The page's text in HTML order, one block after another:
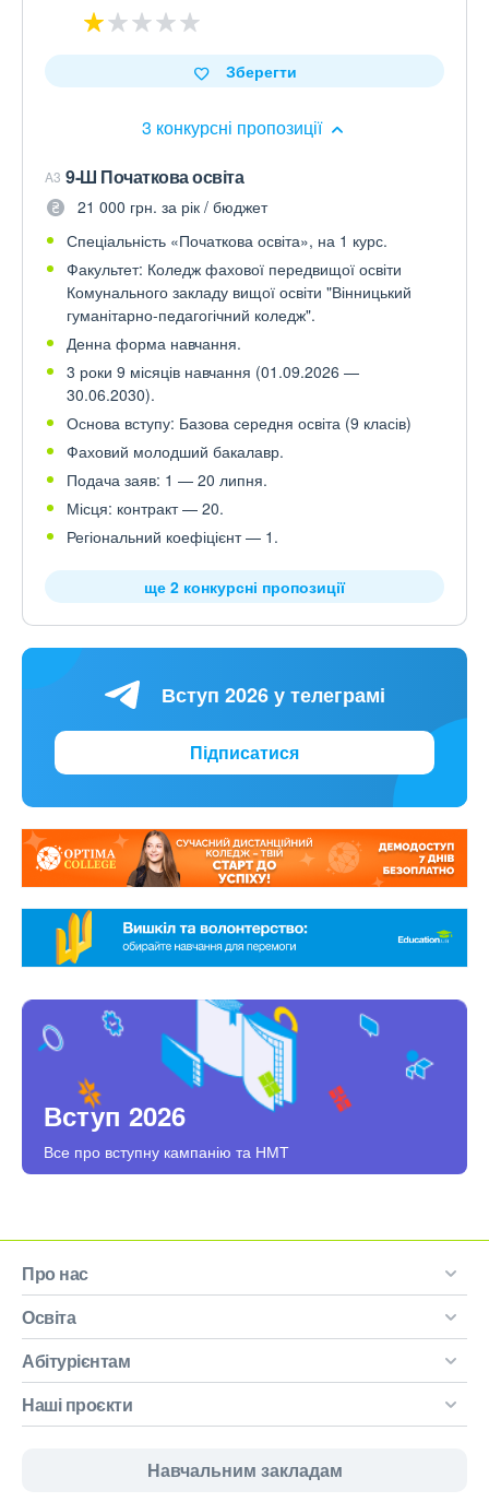
3 конкурсні пропозиції
Зберегти
A3 9-Ш Початкова освіта
21 000 грн. за рік / бюджет
Спеціальність «Початкова освіта», на 1 курс.
Факультет: Коледж фахової передвищої освіти
Комунального закладу вищої освіти "Вінницький
гуманітарно-педагогічний коледж".
Денна форма навчання.
3 роки 9 місяців навчання (01.09.2026 —
30.06.2030).
Основа вступу: Базова середня освіта (9 класів)
Фаховий молодший бакалавр.
Подача заяв: 1 — 20 липня.
Місця: контракт — 20.
Регіональний коефіцієнт — 1.
ще 2 конкурсні пропозиції
Вступ 2026 у телеграмі
Підписатися
Вступ 2026
Все про вступну кампанію та НМТ
Про нас
Освіта
Абітурієнтам
Наші проєкти
Навчальним закладам